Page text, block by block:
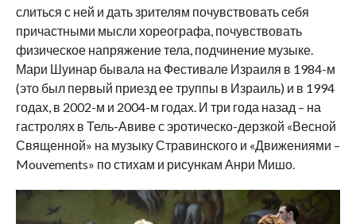
слиться с ней и дать зрителям почувствовать себя
причастными мысли хореографа, почувствовать
физическое напряжение тела, подчинение музыке.
Мари Шуинар бывала на Фестивале Израиля в 1984-м
(это был первый приезд ее труппы в Израиль) и в 1994
годах, в 2002-м и 2004-м годах. И три года назад – на
гастролях в Тель-Авиве с эротическо-дерзкой «Весной
Священной» на музыку Стравинского и «Движениями –
Mouvements» по стихам и рисункам Анри Мишо.